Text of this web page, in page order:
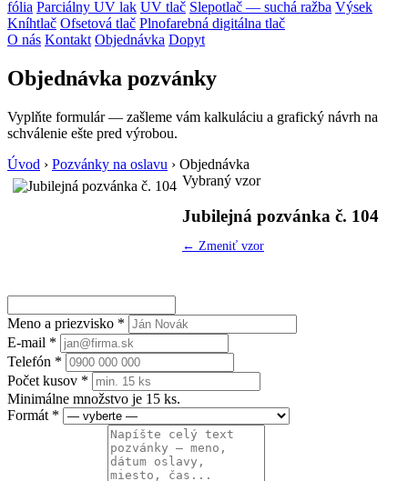
fólia Parciálny UV lak UV tlač Slepotlač — suchá ražba Výsek
Kníhtlač Ofsetová tlač Plnofarebná digitálna tlač
O nás Kontakt Objednávka Dopyt
Objednávka pozvánky
Vyplňte formulár — zašleme vám kalkuláciu a grafický návrh na
schválenie ešte pred výrobou.
Úvod › Pozvánky na oslavu › Objednávka
Vybraný vzor
Jubilejná pozvánka č. 104
← Zmeniť vzor
Meno a priezvisko *
E-mail *
Telefón *
Počet kusov *
Minimálne množstvo je 15 ks.
Formát *